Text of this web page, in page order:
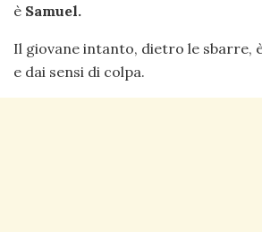
è Samuel.
Il giovane intanto, dietro le sbarre,
e dai sensi di colpa.